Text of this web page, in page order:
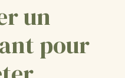
un
pour